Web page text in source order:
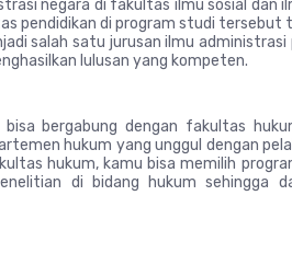
negara di fakultas ilmu sosial dan
pendidikan di program studi tersebut
salah satu jurusan ilmu administrasi
lulusan yang kompeten.
bergabung dengan fakultas
hukum yang unggul dengan
hukum, kamu bisa memilih
di bidang hukum sehingga